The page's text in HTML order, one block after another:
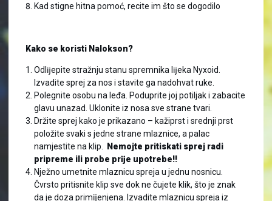
Kad stigne hitna pomoć, recite im što se dogodilo
Kako se koristi Nalokson?
Odlĳepite stražnju stanu spremnika lĳeka Nyxoid.
Izvadite sprej za nos i stavite ga nadohvat ruke.
Polegnite osobu na leđa. Poduprite joj potiljak i zabacite
glavu unazad. Uklonite iz nosa sve strane tvari.
Držite sprej kako je prikazano – kažiprst i srednji prst
položite svaki s jedne strane mlaznice, a palac
namjestite na klip.
Nemojte pritiskati sprej radi
pripreme ili probe prĳe upotrebe!!
Nježno umetnite mlaznicu spreja u jednu nosnicu.
Čvrsto pritisnite klip sve dok ne čujete klik, što je znak
da je doza primĳenjena. Izvadite mlaznicu spreja iz